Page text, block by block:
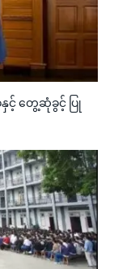
နှင့် တွေ့ဆုံခွင့် ပြု